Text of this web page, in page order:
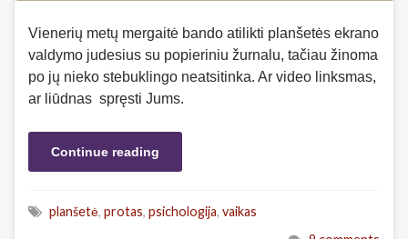
Vienerių metų mergaitė bando atilikti planšetės ekrano
valdymo judesius su popieriniu žurnalu, tačiau žinoma
po jų nieko stebuklingo neatsitinka. Ar video linksmas,
ar liūdnas spręsti Jums.
Continue reading
planšetė, protas, psichologija, vaikas